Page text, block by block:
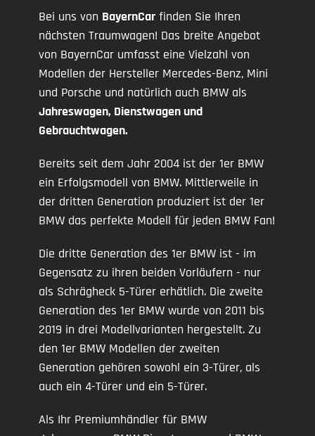
Bei uns von BayernCar finden Sie Ihren
nächsten Traumwagen! Das breite Angebot
von BayernCar umfasst eine Vielzahl von
Modellen der Hersteller Mercedes-Benz, Mini
und Porsche und natürlich auch BMW als
Jahreswagen, Dienstwagen und
Gebrauchtwagen.
Bereits seit dem Jahr 2004 ist der 1er BMW
ein Erfolgsmodell von BMW. Mittlerweile in
der dritten Generation produziert ist der 1er
BMW das perfekte Modell für jeden BMW Fan!
Die dritte Generation des 1er BMW ist - im
Gegensatz zu ihren beiden Vorläufern - nur
als Schrägheck 5-Türer erhätlich. Die zweite
Generation des 1er BMW wurde von 2011 bis
2019 in drei Modellvarianten hergestellt. Zu
den 1er BMW Modellen der zweiten
Generation gehören sowohl ein 3-Türer, als
auch ein 4-Türer und ein 5-Türer.
Als Ihr Premiumhändler für BMW